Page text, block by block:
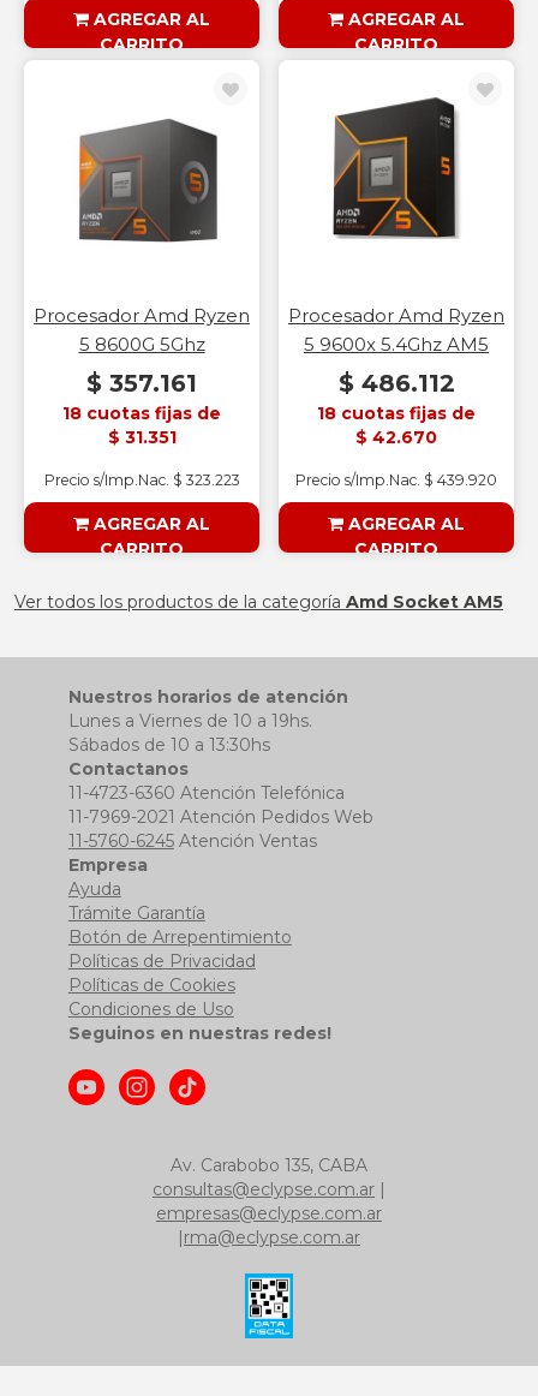
AGREGAR AL
CARRITO
AGREGAR AL
CARRITO
Procesador Amd Ryzen
5 8600G 5Ghz
$ 357.161
18 cuotas fijas de
$ 31.351
Precio s/Imp.Nac. $ 323.223
AGREGAR AL
CARRITO
Procesador Amd Ryzen
5 9600x 5.4Ghz AM5
$ 486.112
18 cuotas fijas de
$ 42.670
Precio s/Imp.Nac. $ 439.920
AGREGAR AL
CARRITO
Ver todos los productos de la categoría Amd Socket AM5
Nuestros horarios de atención
Lunes a Viernes de 10 a 19hs.
Sábados de 10 a 13:30hs
Contactanos
11-4723-6360 Atención Telefónica
11-7969-2021 Atención Pedidos Web
11-5760-6245Atención Ventas
Empresa
Ayuda
Trámite Garantía
Botón de Arrepentimiento
Políticas de Privacidad
Políticas de Cookies
Condiciones de Uso
Seguinos en nuestras redes!
Av. Carabobo 135, CABA
consultas@eclypse.com.ar |
empresas@eclypse.com.ar
|rma@eclypse.com.ar